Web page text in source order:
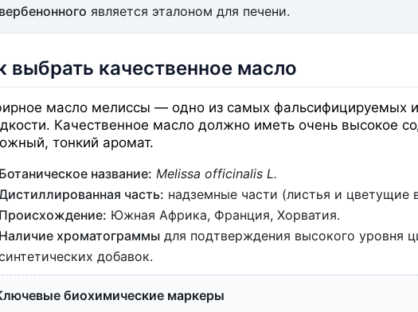
является эталоном для печени.
выбрать качественное масло
масло мелиссы — одно из самых фальсифицируемых
Качественное масло должно иметь очень высокое
тонкий аромат.
название: Melissa officinalis L.
часть: надземные части (листья и цветущие
Южная Африка, Франция, Хорватия.
хроматограммыдля подтверждения высокого уровня
добавок.
биохимические маркеры